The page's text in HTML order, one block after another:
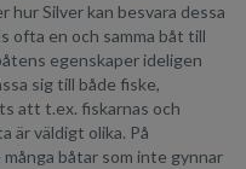
hur Silver kan besvara dessa
ofta en och samma båt till
egenskaper ideligen
sig till både fiske,
att t.ex. fiskarnas och
är väldigt olika. På
båtar som inte gynnar